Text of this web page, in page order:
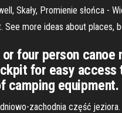
Skały, Promienie słońca -
See more ideas about places,
four person
for easy access
camping equipment.
zachodnia część